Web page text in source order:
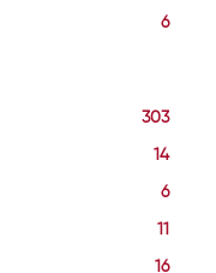
6
303
14
6
11
16